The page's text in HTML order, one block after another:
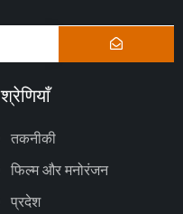
श्रेणियाँ
तकनीकी
फिल्म और मनोरंजन
प्रदेश